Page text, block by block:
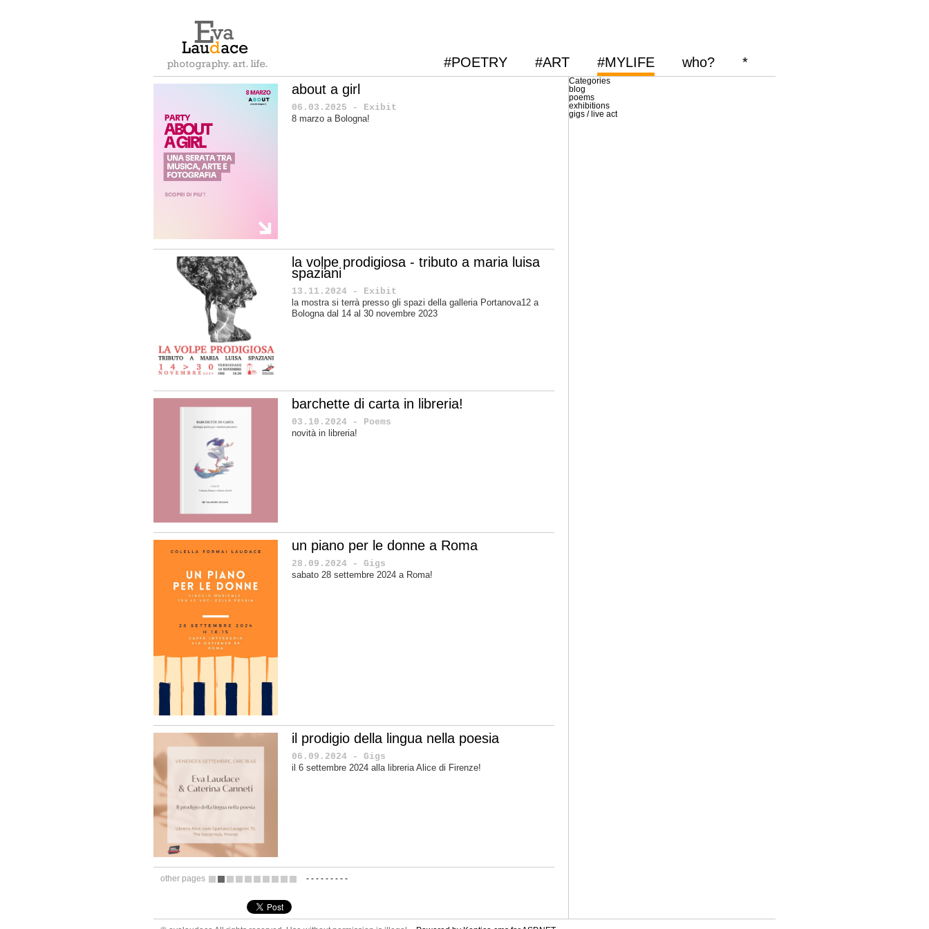
#POETRY #ART #MYLIFE who?
*
about a girl
06.03.2025 - Exibit
8 marzo a Bologna!
la volpe prodigiosa - tributo a maria luisa
spaziani
13.11.2024 - Exibit
la mostra si terrà presso gli spazi della galleria Portanova12 a
Bologna dal 14 al 30 novembre 2023
barchette di carta in libreria!
03.10.2024 - Poems
novità in libreria!
un piano per le donne a Roma
28.09.2024 - Gigs
sabato 28 settembre 2024 a Roma!
il prodigio della lingua nella poesia
06.09.2024 - Gigs
il 6 settembre 2024 alla libreria Alice di Firenze!
other pages - - - - - - - - -
Categories
blog
poems
exhibitions
gigs / live act